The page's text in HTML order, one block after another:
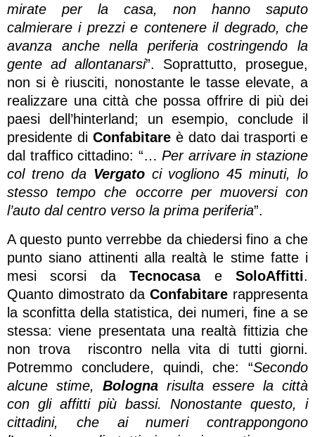
mirate per la casa, non hanno saputo
calmierare i prezzi e contenere il degrado, che
avanza anche nella periferia costringendo la
gente ad allontanarsi”. Soprattutto, prosegue,
non si è riusciti, nonostante le tasse elevate, a
realizzare una città che possa offrire di più dei
paesi dell’hinterland; un esempio, conclude il
presidente di Confabitare è dato dai trasporti e
dal traffico cittadino: “…Per arrivare in stazione
col treno da Vergato ci vogliono 45 minuti, lo
stesso tempo che occorre per muoversi con
l’auto dal centro verso la prima periferia”.
A questo punto verrebbe da chiedersi fino a che
punto siano attinenti alla realtà le stime fatte i
mesi scorsi daTecnocasaeSoloAffitti.
Quanto dimostrato da Confabitare rappresenta
la sconfitta della statistica, dei numeri, fine a se
stessa: viene presentata una realtà fittizia che
non trova riscontro nella vita di tutti giorni.
Potremmo concludere, quindi, che: “Secondo
alcune stime, Bologna risulta essere la città
con gli affitti più bassi. Nonostante questo, i
cittadini, che ai numeri contrappongono